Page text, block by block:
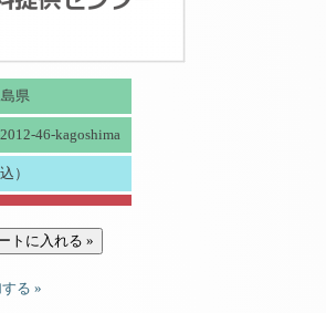
県
46-kagoshima
）
る »